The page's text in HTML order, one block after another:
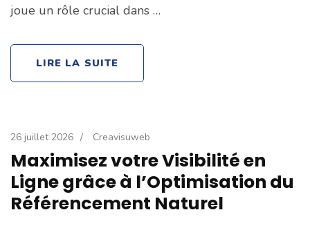
joue un rôle crucial dans …
LIRE LA SUITE
26 juillet 2026 / Creavisuweb
Maximisez votre Visibilité en
Ligne grâce à l’Optimisation du
Référencement Naturel